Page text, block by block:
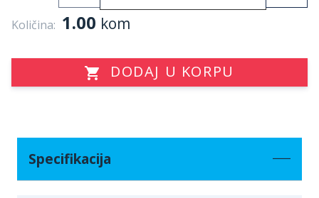
Količina: 1.00 kom
DODAJ U KORPU
Specifikacija